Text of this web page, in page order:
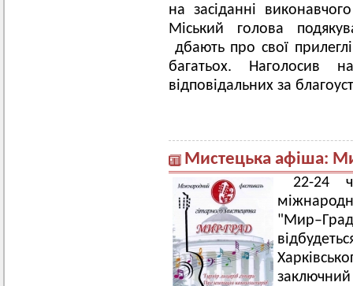
на засіданні
Міський голова
дбають про свої
багатьох. Наголосив
відповідальних за
Мистецька афіша:
22-24